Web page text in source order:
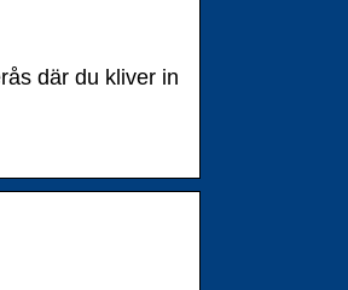
där du kliver in